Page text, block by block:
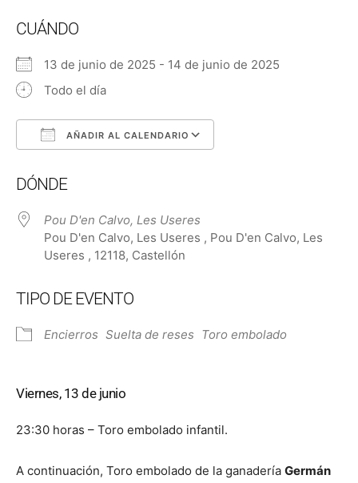
CUÁNDO
13 de junio de 2025 - 14 de junio de 2025
Todo el día
AÑADIR AL CALENDARIO
DÓNDE
Pou D'en Calvo, Les Useres
Pou D'en Calvo, Les Useres , Pou D'en Calvo, Les
Useres , 12118, Castellón
TIPO DE EVENTO
Encierros Suelta de reses Toro embolado
Viernes, 13 de junio
23:30 horas – Toro embolado infantil.
A continuación, Toro embolado de la ganadería Germán